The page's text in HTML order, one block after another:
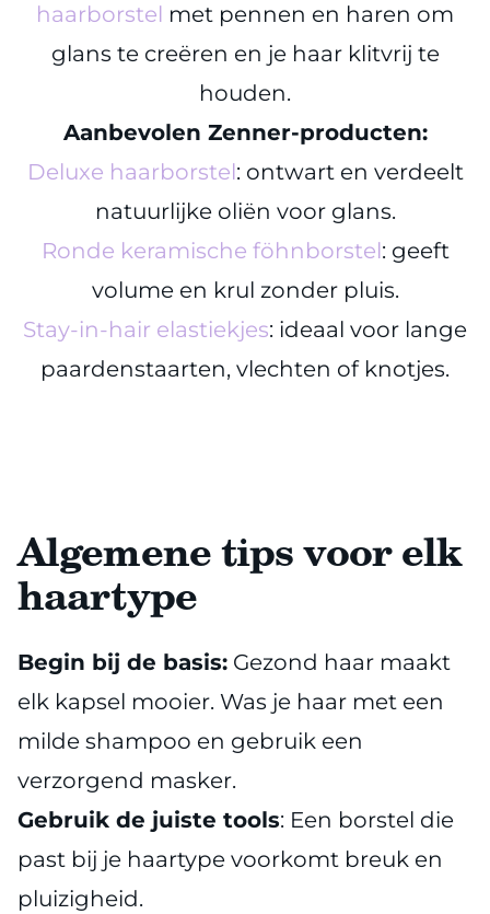
haarborstel met pennen en haren om
glans te creëren en je haar klitvrij te
houden.
Aanbevolen Zenner-producten:
Deluxe haarborstel: ontwart en verdeelt
natuurlijke oliën voor glans.
Ronde keramische föhnborstel: geeft
volume en krul zonder pluis.
Stay-in-hair elastiekjes: ideaal voor lange
paardenstaarten, vlechten of knotjes.
Algemene tips voor elk
haartype
Begin bij de basis: Gezond haar maakt
elk kapsel mooier. Was je haar met een
milde shampoo en gebruik een
verzorgend masker.
Gebruik de juiste tools: Een borstel die
past bij je haartype voorkomt breuk en
pluizigheid.